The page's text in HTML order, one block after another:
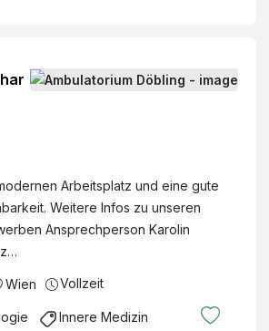
Arbeitsplatz und eine gute
Weitere Infos zu unseren
Ansprechperson Karolin
Wien Vollzeit
Innere Medizin